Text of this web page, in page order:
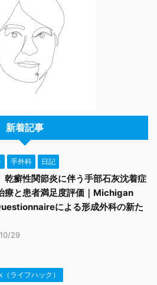
新着記事
手外科 日記
乾癬性関節炎に伴う手部石灰沈着症
療と患者満足度評価｜Michigan
による形成外科の新た
29
ライフハック）